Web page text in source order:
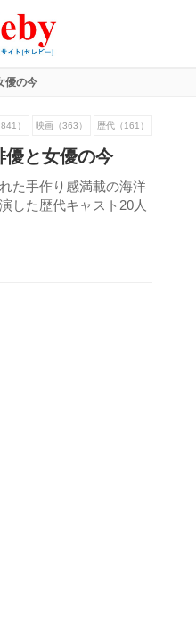
優の今
） 映画（363） 歴代（161）
優と女優の今
た手作り感満載の海洋
した歴代キャスト20人